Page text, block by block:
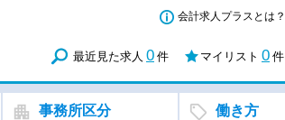
会計求人プラスとは？
最近見た求人 0 件 マイリスト 0 件
事務所区分 働き方